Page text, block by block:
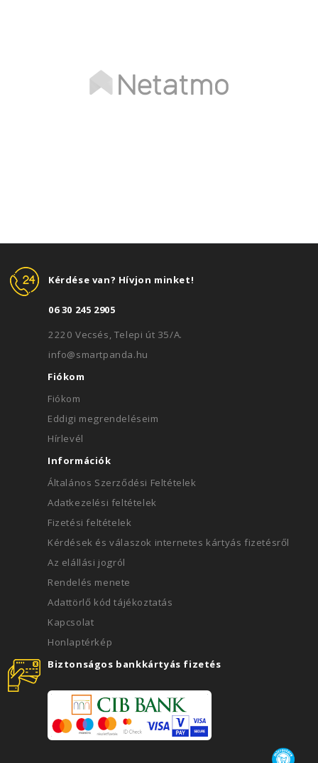
Kérdése van? Hívjon minket!
06 30 245 2905
2220 Vecsés, Telepi út 35/A.
info@smartpanda.hu
Fiókom
Fiókom
Eddigi megrendeléseim
Hírlevél
Információk
Általános Szerződési Feltételek
Adatkezelési feltételek
Fizetési feltételek
Kérdések és válaszok internetes kártyás fizetésről
Az elállási jogról
Rendelés menete
Adattörlő kód tájékoztatás
Kapcsolat
Honlaptérkép
Biztonságos bankkártyás fizetés